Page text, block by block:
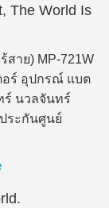
The World Is